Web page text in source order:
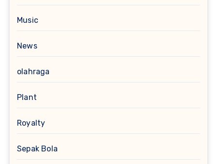
Music
News
olahraga
Plant
Royalty
Sepak Bola